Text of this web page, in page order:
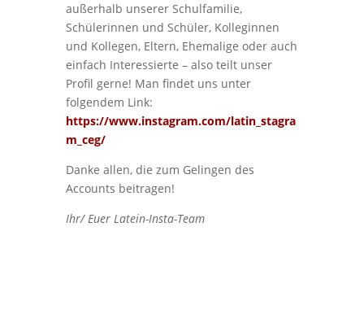
außerhalb unserer Schulfamilie,
Schülerinnen und Schüler, Kolleginnen
und Kollegen, Eltern, Ehemalige oder auch
einfach Interessierte – also teilt unser
Profil gerne! Man findet uns unter
folgendem Link:
https://www.instagram.com/latin_stagra
m_ceg/
Danke allen, die zum Gelingen des
Accounts beitragen!
Ihr/ Euer Latein-Insta-Team